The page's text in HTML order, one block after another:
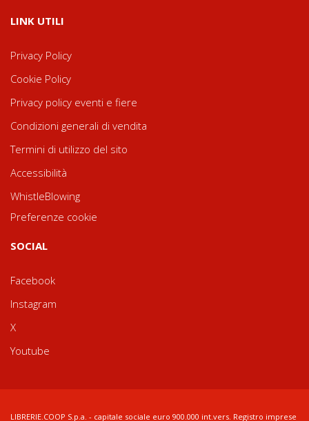
LINK UTILI
Privacy Policy
Cookie Policy
Privacy policy eventi e fiere
Condizioni generali di vendita
Termini di utilizzo del sito
Accessibilità
WhistleBlowing
Preferenze cookie
SOCIAL
Facebook
Instagram
X
Youtube
LIBRERIE.COOP S.p.a. - capitale sociale euro 900.000 int.vers. Registro imprese